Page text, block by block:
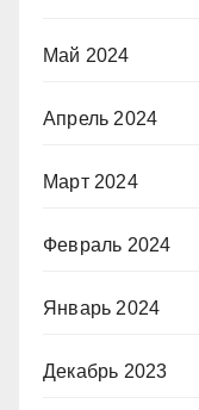
Май 2024
Апрель 2024
Март 2024
Февраль 2024
Январь 2024
Декабрь 2023